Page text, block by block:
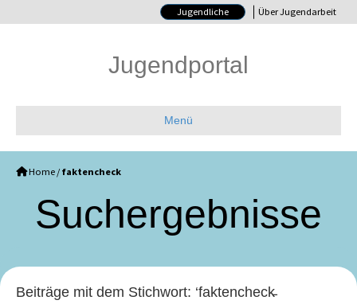
Jugendliche Über Jugendarbeit
Jugendportal
Menü
Home / faktencheck
Such­ergebnisse
Beiträge mit dem Stichwort: ‘faktencheck̵